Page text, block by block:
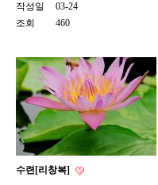
작성일
03-24
조회
460
수련[리창복]